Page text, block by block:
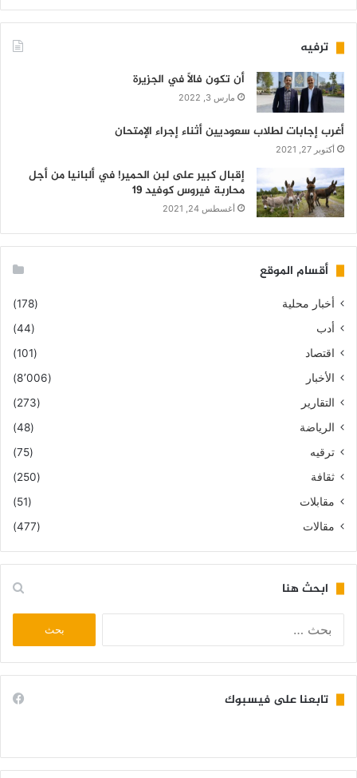
ترفيه
أن تكون فالاً في الجزيرة
مارس 3, 2022
أغرب إجابات لطلاب سعوديين أثناء إجراء الإمتحان
أكتوبر 27, 2021
إقبال كبير على لبن الحمير! في ألبانيا من أجل
محاربة فيروس كوفيد 19
أغسطس 24, 2021
أقسام الموقع
أخبار محلية
(178)
أدب
(44)
اقتصاد
(101)
الأخبار
(8٬006)
التقارير
(273)
الرياضة
(48)
ترقيه
(75)
ثقافة
(250)
مقابلات
(51)
مقالات
(477)
ابحث هنا
تابعنا على فيسبوك